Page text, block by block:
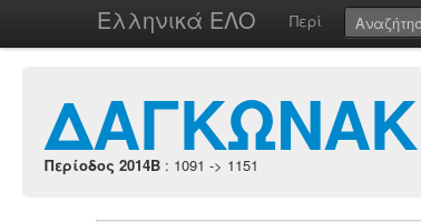
Ελληνικά ΕΛΟ Περί
Περίοδος 2014B : 1091 -> 1151